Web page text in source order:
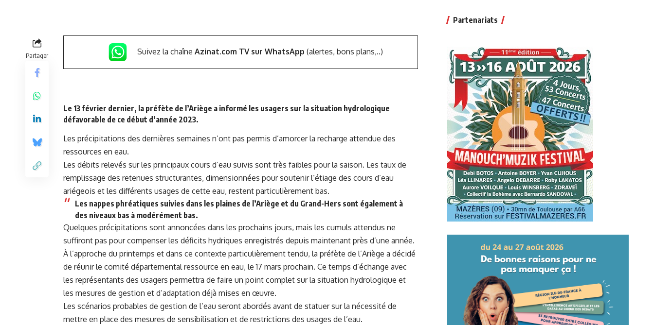
Partager Suivez la chaîne Azinat.com TV sur WhatsApp (alertes, bons plans,..)
Le 13 février dernier, la préfète de l’Ariège a informé les usagers sur la situation hydrologique
défavorable de ce début d’année 2023.
Les précipitations des dernières semaines n’ont pas permis d’amorcer la recharge attendue des
ressources en eau.
Les débits relevés sur les principaux cours d’eau suivis sont très faibles pour la saison. Les taux de
remplissage des retenues structurantes, dimensionnées pour soutenir l’étiage des cours d’eau
ariégeois et les différents usages de cette eau, restent particulièrement bas.
Les nappes phréatiques suivies dans les plaines de l’Ariège et du Grand-Hers sont également à
des niveaux bas à modérément bas.
Quelques précipitations sont annoncées dans les prochains jours, mais les cumuls attendus ne
suffiront pas pour compenser les déficits hydriques enregistrés depuis maintenant près d’une année.
À l’approche du printemps et dans ce contexte particulièrement tendu, la préfète de l’Ariège a décidé
de réunirle comité départemental ressource en eau, le 17 mars prochain. Ce temps d’échange avec
les représentants des usagers permettra de faire un point complet sur la situation hydrologique et
les mesures de gestion et d’adaptation déjà mises en œuvre.
Les scénarios probables de gestion de l’eau seront abordés avant de statuer sur la nécessité de
mettre en place des mesures de sensibilisation et de restrictions des usages de l’eau.
Partenariats